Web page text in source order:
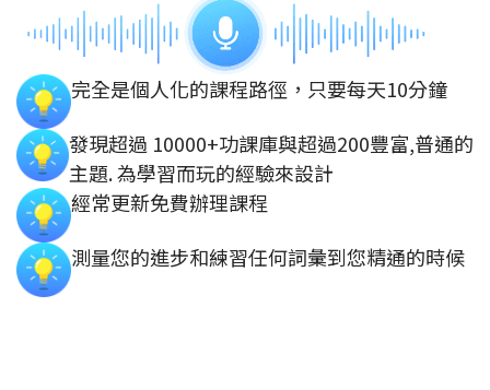
完全是個人化的課程路徑，只要每天10分鐘
發現超過 10000+功課庫與超過200豐富,普通的
主題. 為學習而玩的經驗來設計
經常更新免費辦理課程
測量您的進步和練習任何詞彙到您精通的時候